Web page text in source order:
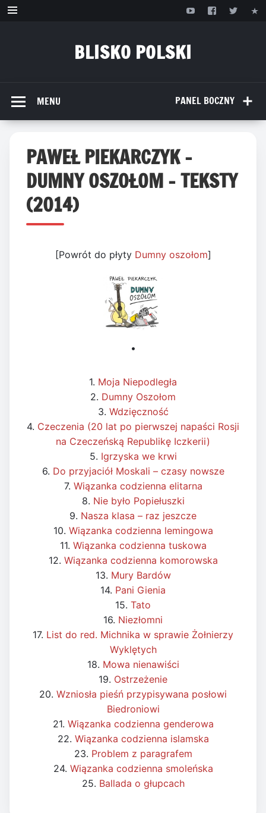
Przejdź
BLISKO POLSKI
PANEL BOCZNY
MENU
PAWEŁ PIEKARCZYK –
DUMNY OSZOŁOM – TEKSTY
(2014)
[Powrót do płyty Dumny oszołom]
•
1. Moja Niepodległa
2. Dumny Oszołom
3. Wdzięczność
4. Czeczenia (20 lat po pierwszej napaści Rosji
na Czeczeńską Republikę Iczkerii)
5. Igrzyska we krwi
6. Do przyjaciół Moskali – czasy nowsze
7. Wiązanka codzienna elitarna
8. Nie było Popiełuszki
9. Nasza klasa – raz jeszcze
10. Wiązanka codzienna lemingowa
11. Wiązanka codzienna tuskowa
12. Wiązanka codzienna komorowska
13. Mury Bardów
14. Pani Gienia
15. Tato
16. Niezłomni
17. List do red. Michnika w sprawie Żołnierzy
Wyklętych
18. Mowa nienawiści
19. Ostrzeżenie
20. Wzniosła pieśń przypisywana posłowi
Biedroniowi
21. Wiązanka codzienna genderowa
22. Wiązanka codzienna islamska
23. Problem z paragrafem
24. Wiązanka codzienna smoleńska
25. Ballada o głupcach